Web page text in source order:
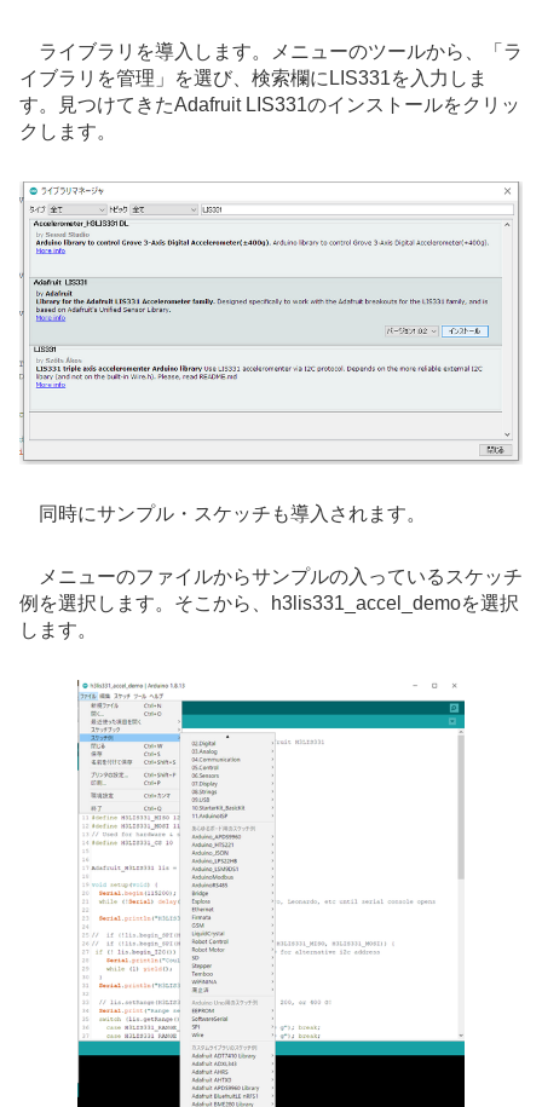
ライブラリを導入します。
メニューのツールから、「ラ
イブラリを管理」を選び、検索欄にLIS331を入力しま
す。見つけてきたAdafruit LIS331のインストールをクリッ
クします。
同時にサンプル・スケッチも導入されます。
メニューのファイルからサンプルの入っているスケッチ
例を選択します。そこから、h3lis331_accel_demoを選択
します。